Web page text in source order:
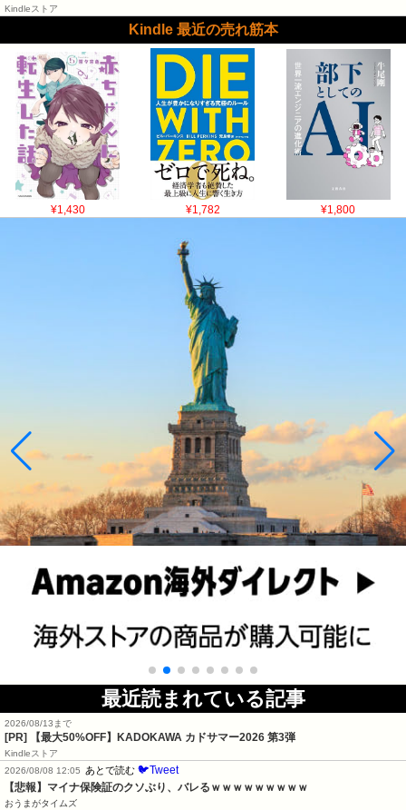
Kindleストア
Kindle 最近の売れ筋本
¥1,430 ¥1,782 ¥1,800
最近読まれている記事
2026/08/13まで
[PR] 【最大50%OFF】KADOKAWA カドサマー2026 第3弾
Kindleストア
2026/08/08 12:05 あとで読む 🐦Tweet
【悲報】マイナ保険証のクソぶり、バレるｗｗｗｗｗｗｗｗｗ
おうまがタイムズ